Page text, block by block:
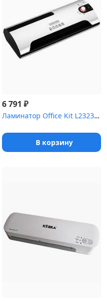
6 791 ₽
Ламинатор Office Kit L2323 A4 2x150 (75-150)мкм 35см/мин (4 вала)...
В корзину